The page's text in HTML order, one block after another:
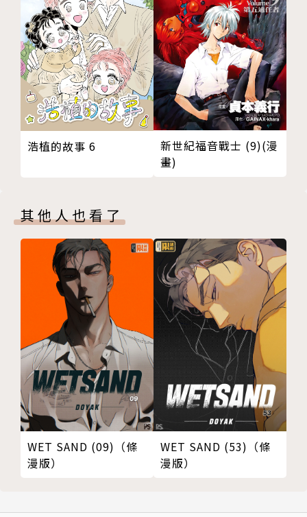
浩植的故事 6
新世紀福音戰士 (9)(漫
畫)
其他人也看了
WET SAND (09)（條
漫版）
WET SAND (53)（條
漫版）